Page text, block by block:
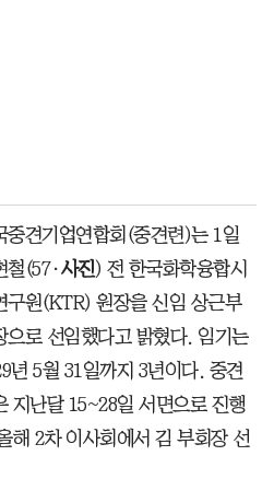
중견기업연합회(중견련)는 1일
철(57·사진) 전 한국화학융합시
구원(KTR) 원장을 신임 상근부
으로 선임했다고 밝혔다. 임기는
년 5월 31일까지 3년이다. 중견
지난달 15~28일 서면으로 진행
해 2차 이사회에서 김 부회장 선